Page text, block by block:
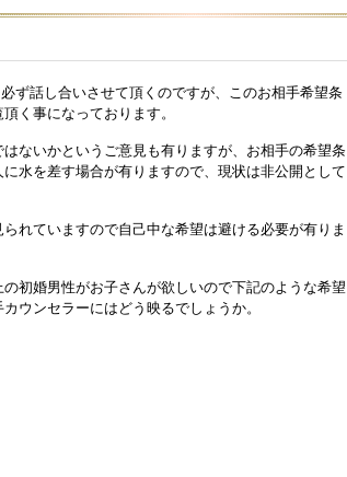
ず話し合いさせて頂くのですが、このお相手希望条
く事になっております。
ないかというご意見も有りますが、お相手の希望条
水を差す場合が有りますので、現状は非公開として
れていますので自己中な希望は避ける必要が有りま
初婚男性がお子さんが欲しいので下記のような希望
ウンセラーにはどう映るでしょうか。